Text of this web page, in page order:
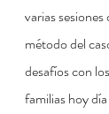
varias
método del
desafíos con
familias hoy